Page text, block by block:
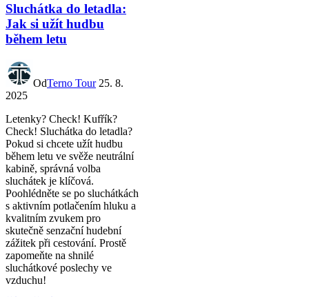
Sluchátka do letadla:
Jak si užít hudbu
během letu
OdTerno Tour 25. 8.
2025
Letenky? Check! Kufřík?
Check! Sluchátka do letadla?
Pokud si chcete užít hudbu
během letu ve svěže neutrální
kabině, správná volba
sluchátek je klíčová.
Poohlédněte se po sluchátkách
s aktivním potlačením hluku a
kvalitním zvukem pro
skutečně senzační hudební
zážitek při cestování. Prostě
zapomeňte na shnilé
sluchátkové poslechy ve
vzduchu!